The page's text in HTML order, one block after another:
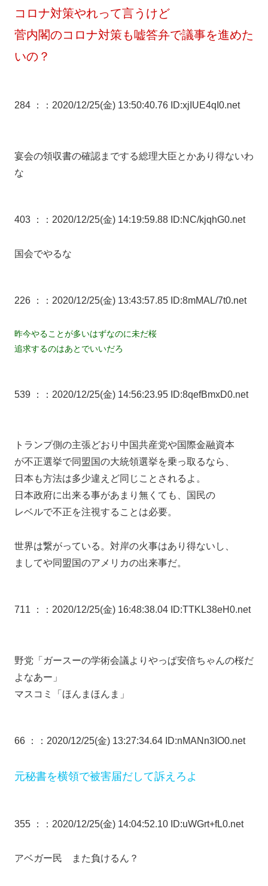
コロナ対策やれって言うけど
菅内閣のコロナ対策も嘘答弁で議事を進めた
いの？
284 ： ：2020/12/25(金) 13:50:40.76 ID:xjIUE4qI0.net
宴会の領収書の確認までする総理大臣とかあり得ないわ
な
403 ： ：2020/12/25(金) 14:19:59.88 ID:NC/kjqhG0.net
国会でやるな
226 ： ：2020/12/25(金) 13:43:57.85 ID:8mMAL/7t0.net
昨今やることが多いはずなのに未だ桜
追求するのはあとでいいだろ
539 ： ：2020/12/25(金) 14:56:23.95 ID:8qefBmxD0.net
トランプ側の主張どおり中国共産党や国際金融資本
が不正選挙で同盟国の大統領選挙を乗っ取るなら、
日本も方法は多少違えど同じことされるよ。
日本政府に出来る事があまり無くても、国民の
レベルで不正を注視することは必要。
世界は繋がっている。対岸の火事はあり得ないし、
ましてや同盟国のアメリカの出来事だ。
711 ： ：2020/12/25(金) 16:48:38.04 ID:TTKL38eH0.net
野党「ガースーの学術会議よりやっぱ安倍ちゃんの桜だ
よなあー」
マスコミ「ほんまほんま」
66 ： ：2020/12/25(金) 13:27:34.64 ID:nMANn3IO0.net
元秘書を横領で被害届だして訴えろよ
355 ： ：2020/12/25(金) 14:04:52.10 ID:uWGrt+fL0.net
アベガー民 また負けるん？